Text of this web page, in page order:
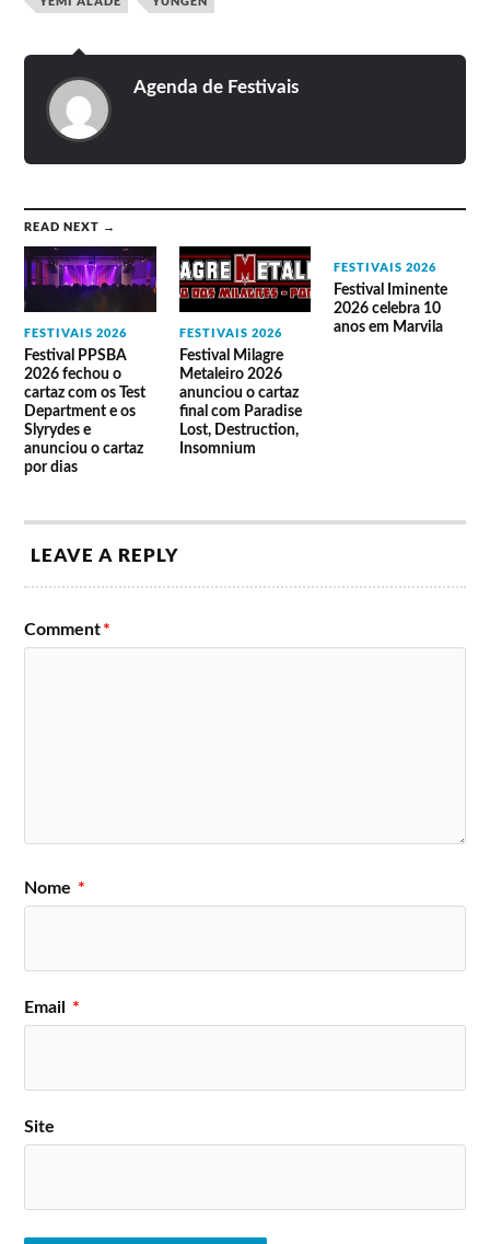
Agenda de Festivais
READ NEXT →
FESTIVAIS 2026
Festival PPSBA
2026 fechou o
cartaz com os Test
Department e os
Slyrydes e
anunciou o cartaz
por dias
FESTIVAIS 2026
Festival Milagre
Metaleiro 2026
anunciou o cartaz
final com Paradise
Lost, Destruction,
Insomnium
FESTIVAIS 2026
Festival Iminente
2026 celebra 10
anos em Marvila
LEAVE A REPLY
Comment*
Nome *
Email *
Site